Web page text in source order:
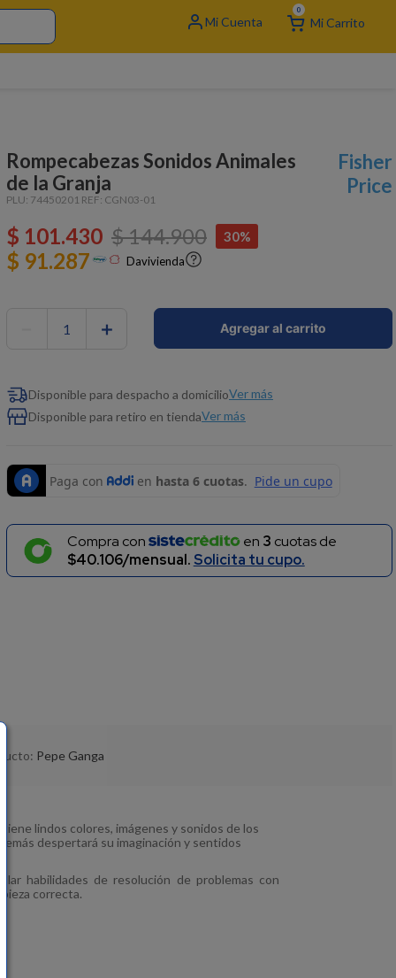
0
Rompecabezas Sonidos Animales
de la Granja
PLU: 74450201 REF: CGN03-01
Fisher
Price
$ 101.430 $144.900 30%
$ 91.287 Davivienda
＋ Agregar al carrito
Disponible para despacho a domicilioVer más
Disponible para retiro en tiendaVer más
Compra con en 3 cuotas de
$40.106/mensual. Solicita tu cupo.
Pepe Ganga
lindos colores, imágenes y sonidos de los
despertará su imaginación y sentidos
habilidades de resolución de problemas con
correcta.